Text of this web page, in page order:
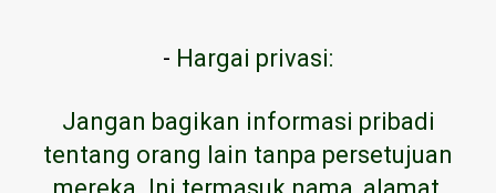
- Hargai privasi:
Jangan bagikan informasi pribadi
tentang orang lain tanpa persetujuan